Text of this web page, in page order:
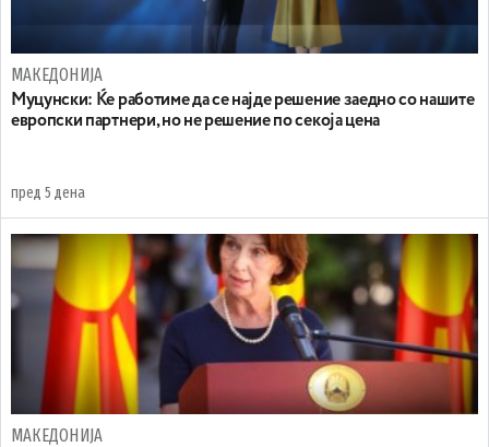
МАКЕДОНИЈА
Муцунски: Ќе работиме да се најде решение заедно со нашите
европски партнери, но не решение по секоја цена
пред 5 дена
МАКЕДОНИЈА